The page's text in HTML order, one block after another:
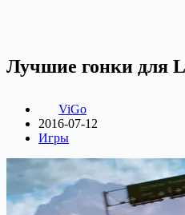
Лучшие гонки для
ViGo
2016-07-12
Игры